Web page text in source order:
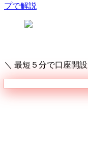
プで解説
＼ 最短５分で口座開